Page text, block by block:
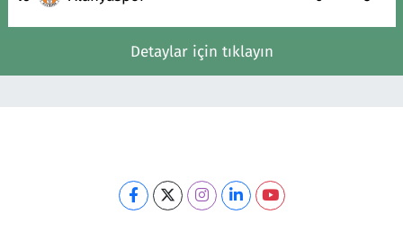
Detaylar için tıklayın